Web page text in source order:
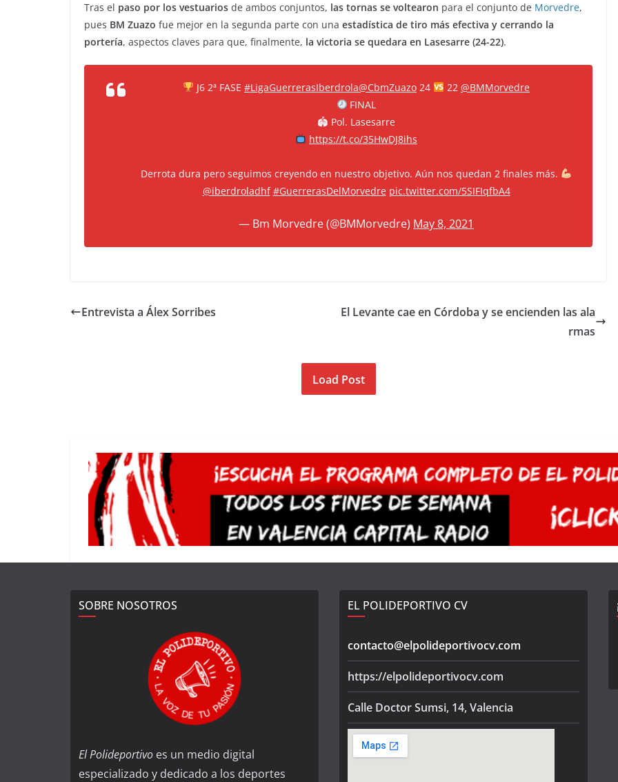
Tras el paso por los vestuarios de ambos conjuntos, las tornas se voltearon para el conjunto de Morvedre,
pues BM Zuazo fue mejor en la segunda parte con una estadística de tiro más efectiva y cerrando la
portería, aspectos claves para que, finalmente, la victoria se quedara en Lasesarre (24-22).
J6 2ª FASE #LigaGuerrerasIberdrola@CbmZuazo 24 22 @BMMorvedre
FINAL
🏟 Pol. Lasesarre
https://t.co/35HwDJ8ihs
Derrota dura pero seguimos creyendo en nuestro objetivo. Aún nos quedan 2 finales más.
@iberdroladhf #GuerrerasDelMorvedre pic.twitter.com/5SIFIqfbA4
— Bm Morvedre (@BMMorvedre) May 8, 2021
Entrevista a Álex Sorribes
El Levante cae en Córdoba y se encienden las ala
rmas
Load Post
SOBRE NOSOTROS
El Polideportivo es un medio digital
especializado y dedicado a los deportes
EL POLIDEPORTIVO CV
contacto@elpolideportivocv.com
https://elpolideportivocv.com
Calle Doctor Sumsi, 14, Valencia